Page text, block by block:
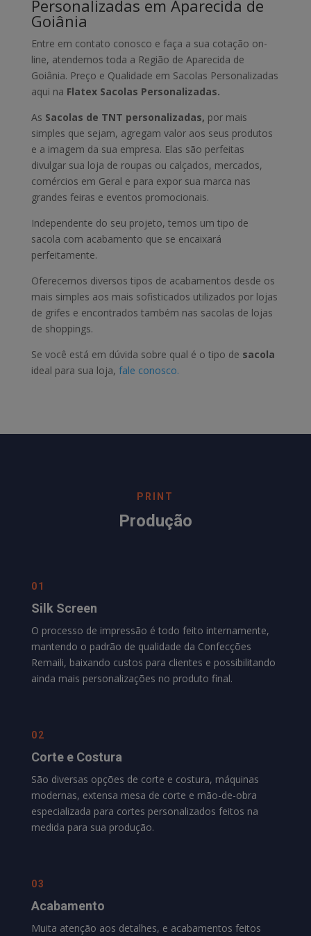
Personalizadas em Aparecida de
Goiânia
Entre em contato conosco e faça a sua cotação on-
line, atendemos toda a Região de Aparecida de
Goiânia. Preço e Qualidade em Sacolas Personalizadas
aqui na Flatex Sacolas Personalizadas.
As Sacolas de TNT personalizadas, por mais
simples que sejam, agregam valor aos seus produtos
e a imagem da sua empresa. Elas são perfeitas
divulgar sua loja de roupas ou calçados, mercados,
comércios em Geral e para expor sua marca nas
grandes feiras e eventos promocionais.
Independente do seu projeto, temos um tipo de
sacola com acabamento que se encaixará
perfeitamente.
Oferecemos diversos tipos de acabamentos desde os
mais simples aos mais sofisticados utilizados por lojas
de grifes e encontrados também nas sacolas de lojas
de shoppings.
Se você está em dúvida sobre qual é o tipo de sacola
ideal para sua loja, fale conosco.
PRINT
Produção
01
Silk Screen
O processo de impressão é todo feito internamente,
mantendo o padrão de qualidade da Confecções
Remaili, baixando custos para clientes e possibilitando
ainda mais personalizações no produto final.
02
Corte e Costura
São diversas opções de corte e costura, máquinas
modernas, extensa mesa de corte e mão-de-obra
especializada para cortes personalizados feitos na
medida para sua produção.
03
Acabamento
Muita atenção aos detalhes, e acabamentos feitos